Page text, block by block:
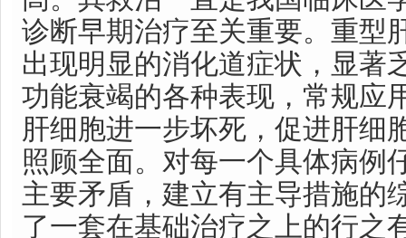
诊断早期治疗至关重要。重型
出现明显的消化道症状，显著
功能衰竭的各种表现，常规应
肝细胞进一步坏死，促进肝细
照顾全面。对每一个具体病例
主要矛盾，建立有主导措施的
了一套在基础治疗之上的行之